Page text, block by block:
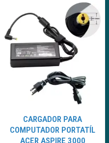
CARGADOR PARA
COMPUTADOR PORTATÍL
ACER ASPIRE 3000